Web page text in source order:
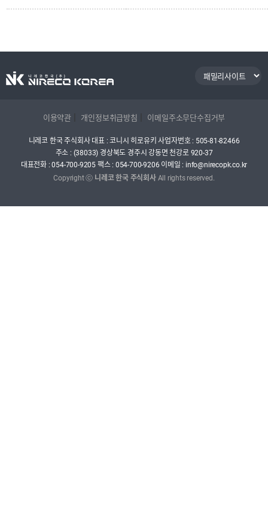
이용약관 개인정보취급방침 이메일주소무단수집거부
니레코 한국 주식회사 대표 : 코니시 히로유키 사업자번호 : 505-81-82466
주소 : (38033) 경상북도 경주시 강동면 천강로 920-37
대표전화 :054-700-9205 팩스 : 054-700-9206 이메일 : info@nirecopk.co.kr
Copyright ⓒ 니레코 한국 주식회사All rights reserved.